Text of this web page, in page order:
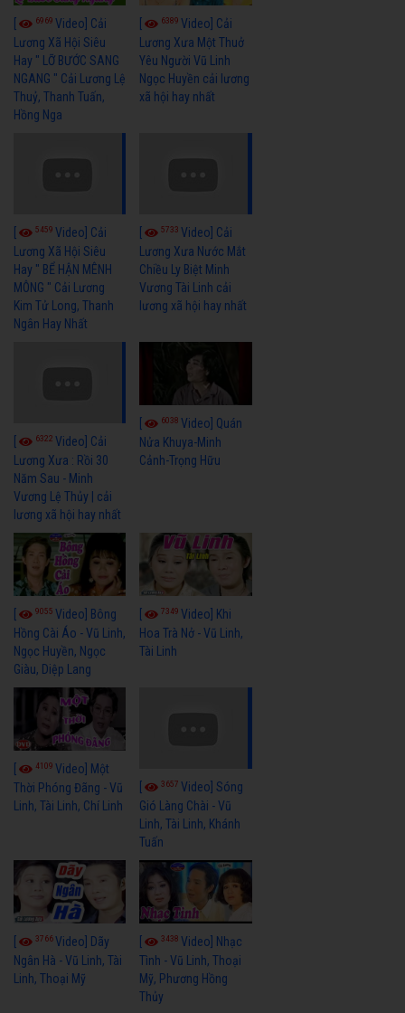
6969 Video] Cải
Lương Xã Hội Siêu
Hay " LỠ BƯỚC SANG
NGANG " Cải Lương Lệ
Thuỷ, Thanh Tuấn,
Hồng Nga
6389Video] Cải
Lương Xưa Một Thuở
Yêu Người Vũ Linh
Ngọc Huyền cải lương
xã hội hay nhất
5459 Video] Cải
Lương Xã Hội Siêu
Hay " BỂ HẬN MÊNH
MÔNG " Cải Lương
Kim Tử Long, Thanh
Ngân Hay Nhất
5733Video] Cải
Lương Xưa Nước Mắt
Chiều Ly Biệt Minh
Vương Tài Linh cải
lương xã hội hay nhất
6322 Video] Cải
Lương Xưa : Rồi 30
Năm Sau - Minh
Vương Lệ Thủy | cải
lương xã hội hay nhất
6038Video] Quán
Nửa Khuya-Minh
Cảnh-Trọng Hữu
9055 Video] Bông
Hồng Cài Áo - Vũ Linh,
Ngọc Huyền, Ngọc
Giàu, Diệp Lang
7349Video] Khi
Hoa Trà Nở - Vũ Linh,
Tài Linh
4109 Video] Một
Thời Phóng Đãng - Vũ
Linh, Tài Linh, Chí Linh
3657Video] Sóng
Gió Làng Chài - Vũ
Linh, Tài Linh, Khánh
Tuấn
3766Video] Dãy
Ngân Hà - Vũ Linh, Tài
Linh, Thoại Mỹ
3438Video] Nhạc
Tình - Vũ Linh, Thoại
Mỹ, Phương Hồng
Thủy